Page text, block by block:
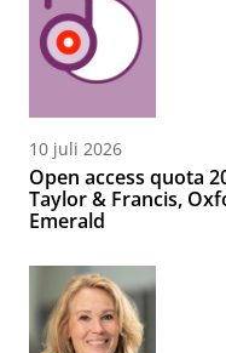
10 juli 2026
Open access quota
Taylor & Francis,
Emerald